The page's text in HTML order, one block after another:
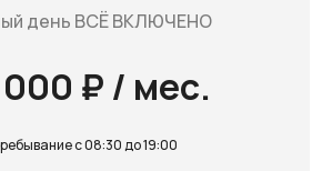
день ВСЁ ВКЛЮЧЕНО
₽ / мес.
с 08:30 до 19:00